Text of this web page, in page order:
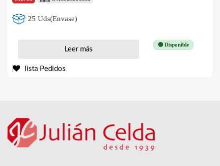
25 Uds(Envase)
🟢 Disponible
Leer más
lista Pedidos